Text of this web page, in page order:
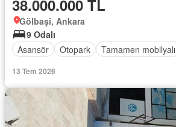
38.000.000 TL
Gölbaşi, Ankara
9 Odalı
Asansör
Otopark Tamamen mobilyalı
13 Tem 2026